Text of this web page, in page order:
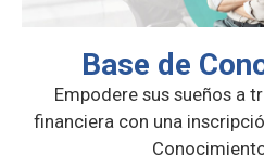
Base de
Empodere sus sueños a
financiera con una